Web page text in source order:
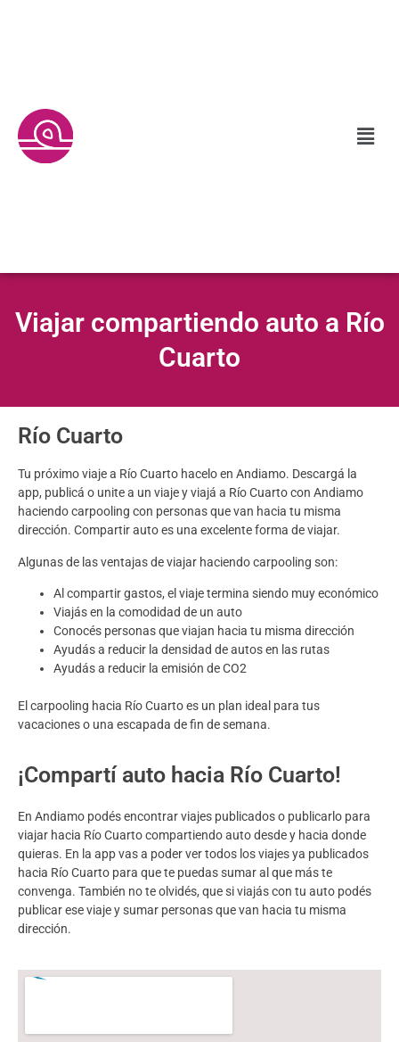
Viajar compartiendo auto a Río
Cuarto
Río Cuarto
Tu próximo viaje a Río Cuarto hacelo en Andiamo. Descargá la
app, publicá o unite a un viaje y viajá a Río Cuarto con Andiamo
haciendo carpooling con personas que van hacia tu misma
dirección. Compartir auto es una excelente forma de viajar.
Algunas de las ventajas de viajar haciendo carpooling son:
Al compartir gastos, el viaje termina siendo muy económico
Viajás en la comodidad de un auto
Conocés personas que viajan hacia tu misma dirección
Ayudás a reducir la densidad de autos en las rutas
Ayudás a reducir la emisión de CO2
El carpooling hacia Río Cuarto es un plan ideal para tus
vacaciones o una escapada de fin de semana.
¡Compartí auto hacia Río Cuarto!
En Andiamo podés encontrar viajes publicados o publicarlo para
viajar hacia Río Cuarto compartiendo auto desde y hacia donde
quieras. En la app vas a poder ver todos los viajes ya publicados
hacia Río Cuarto para que te puedas sumar al que más te
convenga. También no te olvidés, que si viajás con tu auto podés
publicar ese viaje y sumar personas que van hacia tu misma
dirección.